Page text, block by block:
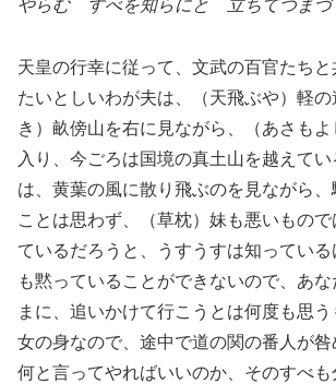
やらむ すべを知らにと 立ちてつまづ
天皇の行幸に従って、文武の百官たち
たいとしいわが夫は、（天飛ぶや）軽
き）畝傍山を右に見ながら、（あさも
入り、今ごろは国境の真土山を越えて
は、黄葉の風に散り飛ぶのを見ながら
ことは思わず、（草枕）妹も悪いもの
ているだろうと、うすうすは知ってい
も黙っていることができないので、あな
まに、追いかけて行こうとは何度も思
女の身なので、途中で道の関の番人が咎
何と言ってやればいいのか、そのすべ